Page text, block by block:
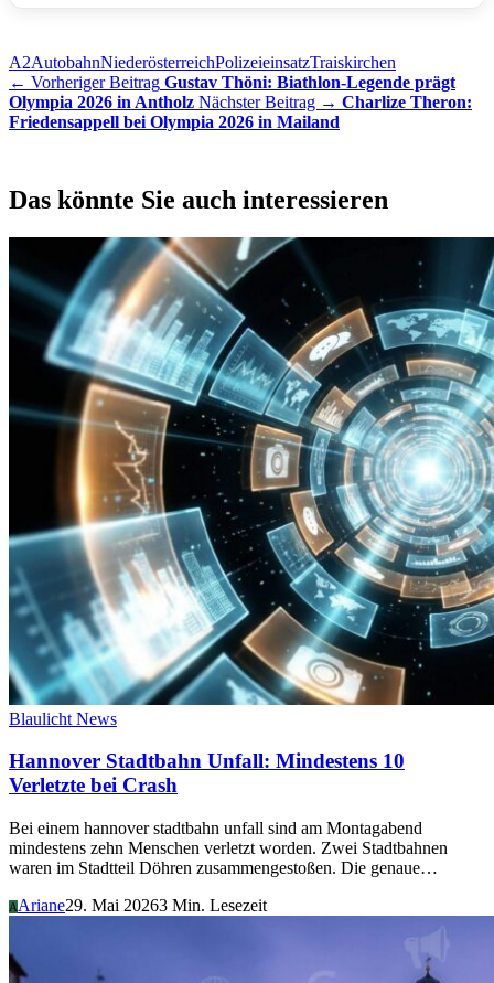
A2AutobahnNiederösterreichPolizeieinsatzTraiskirchen
← Vorheriger Beitrag Gustav Thöni: Biathlon-Legende prägt
Olympia 2026 in Antholz Nächster Beitrag → Charlize Theron:
Friedensappell bei Olympia 2026 in Mailand
Das könnte Sie auch interessieren
Blaulicht News
Hannover Stadtbahn Unfall: Mindestens 10
Verletzte bei Crash
Bei einem hannover stadtbahn unfall sind am Montagabend
mindestens zehn Menschen verletzt worden. Zwei Stadtbahnen
waren im Stadtteil Döhren zusammengestoßen. Die genaue…
AAriane29. Mai 20263 Min. Lesezeit